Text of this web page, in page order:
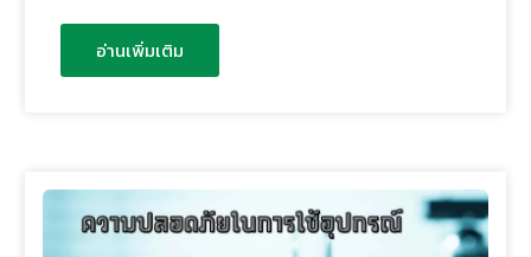
อ่านเพิ่มเติม